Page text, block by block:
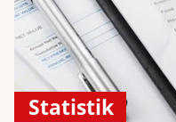
Statistik